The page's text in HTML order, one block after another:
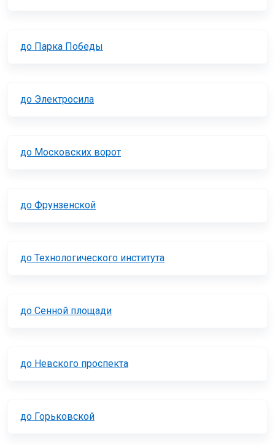
до Парка Победы
до Электросила
до Московских ворот
до Фрунзенской
до Технологического института
до Сенной площади
до Невского проспекта
до Горьковской